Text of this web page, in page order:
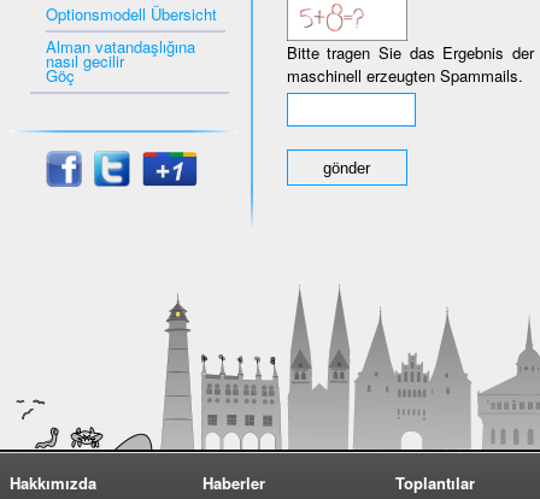
Optionsmodell Übersicht
Alman vatandaşlığına
nasıl gecilir
Göç
Bitte tragen Sie das Ergebnis
maschinell erzeugten Spammails.
Hakkımızda
Haberler
Toplantılar